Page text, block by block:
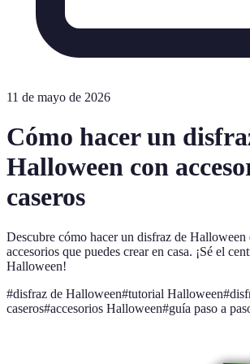
11 de mayo de 2026
Cómo hacer un
Halloween con
caseros
Descubre cómo hacer un disfraz de
accesorios que puedes crear en casa. ¡Sé el
Halloween!
#disfraz de Halloween#tutorial Halloween#
caseros#accesorios Halloween#guía paso a